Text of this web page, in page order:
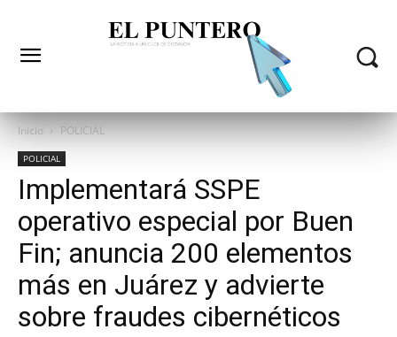
Inicio POLICIAL
POLICIAL
Implementará SSPE
operativo especial por Buen
Fin; anuncia 200 elementos
más en Juárez y advierte
sobre fraudes cibernéticos